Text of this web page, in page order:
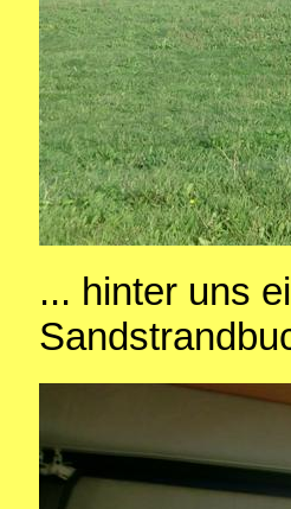
... hinter uns